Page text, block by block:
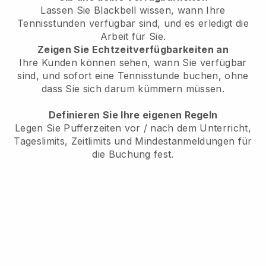
Lassen Sie Blackbell wissen, wann Ihre
Tennisstunden verfügbar sind, und es erledigt die
Arbeit für Sie.
Zeigen Sie Echtzeitverfügbarkeiten an
Ihre Kunden können sehen, wann Sie verfügbar
sind, und sofort eine Tennisstunde buchen, ohne
dass Sie sich darum kümmern müssen.
Definieren Sie Ihre eigenen Regeln
Legen Sie Pufferzeiten vor / nach dem Unterricht,
Tageslimits, Zeitlimits und Mindestanmeldungen für
die Buchung fest.